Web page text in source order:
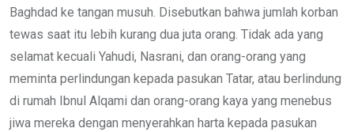
Baghdad ke tangan musuh. Disebutkan bahwa jumlah korban
tewas saat itu lebih kurang dua juta orang. Tidak ada yang
selamat kecuali Yahudi, Nasrani, dan orang-orang yang
meminta perlindungan kepada pasukan Tatar, atau berlindung
di rumah Ibnul Alqami dan orang-orang kaya yang menebus
jiwa mereka dengan menyerahkan harta kepada pasukan